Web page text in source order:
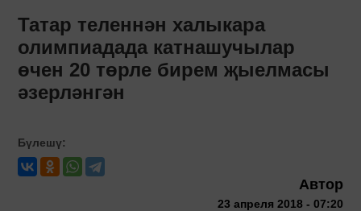
Татар теленнән халыкара
олимпиадада катнашучылар
өчен 20 төрле бирем җыелмасы
әзерләнгән
Бүлешү:
Автор
23 апреля 2018 - 07:20